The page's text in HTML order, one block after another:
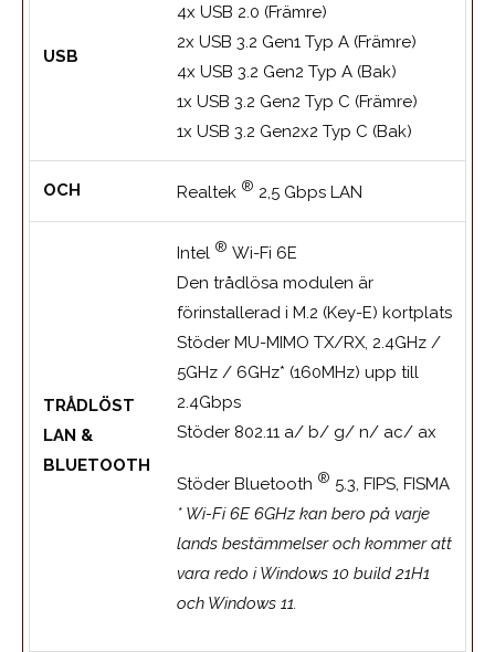
USB
4x USB 2.0 (Främre)
2x USB 3.2 Gen1 Typ A (Främre)
4x USB 3.2 Gen2 Typ A (Bak)
1x USB 3.2 Gen2 Typ C (Främre)
1x USB 3.2 Gen2x2 Typ C (Bak)
OCH Realtek ® 2,5 Gbps LAN
TRÅDLÖST
LAN &
BLUETOOTH
Intel ® Wi-Fi 6E
Den trådlösa modulen är
förinstallerad i M.2 (Key-E) kortplats
Stöder MU-MIMO TX/RX, 2.4GHz /
5GHz / 6GHz* (160MHz) upp till
2.4Gbps
Stöder 802.11 a/ b/ g/ n/ ac/ ax
Stöder Bluetooth ® 5.3, FIPS, FISMA
* Wi-Fi 6E 6GHz kan bero på varje
lands bestämmelser och kommer att
vara redo i Windows 10 build 21H1
och Windows 11.